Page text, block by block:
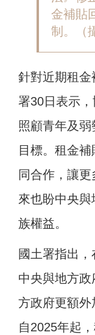
金補貼
制。（
針對近期租金
署30日表示，
照顧青年及
目標。租金
同合作，讓
來也盼中央
族權益。
國土署指出
中央與地方
方政府更額外
自2025年起